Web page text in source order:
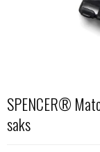
SPENCER®
saks